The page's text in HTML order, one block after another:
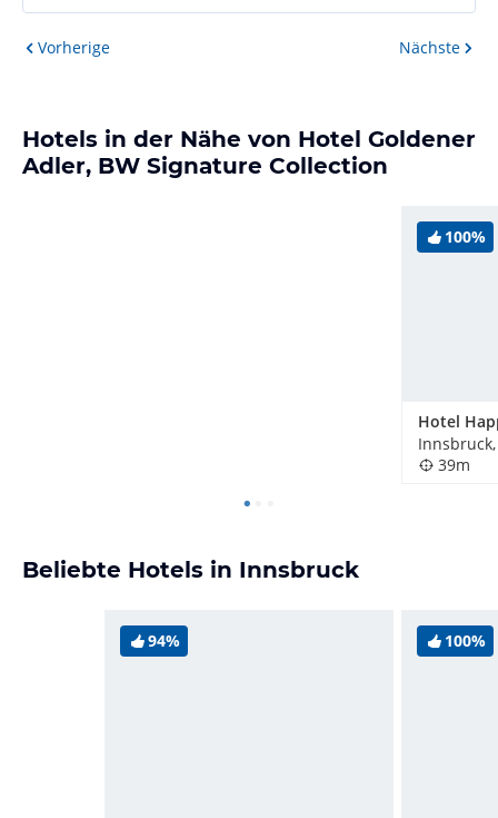
Vorherige Nächste
Hotels in der Nähe von Hotel Goldener
Adler, BW Signature Collection
100%
Hotel
39m
Beliebte Hotels in Innsbruck
94% 100%